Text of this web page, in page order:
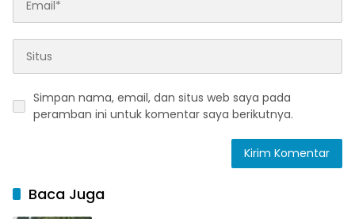
Simpan nama, email, dan situs web saya pada
peramban ini untuk komentar saya berikutnya.
Baca Juga